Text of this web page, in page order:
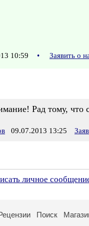
10:59 • Заявить о
Рад тому,
09.07.2013 13:25
личное
Поиск